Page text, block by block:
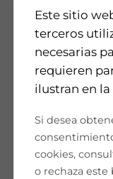
HJT de Huasun
Todo sobre HJT
Células de HJT
Módulos de HJT
Casos prácticos
Quiénes somos
Honores
Noticias y
Este sitio
terceros
necesarias
requieren
ilustran en
Si desea
cookies,
o rechaza